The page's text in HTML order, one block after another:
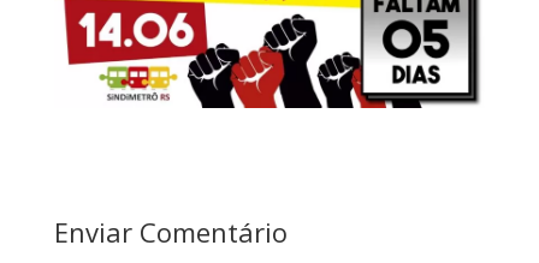
Enviar Comentário